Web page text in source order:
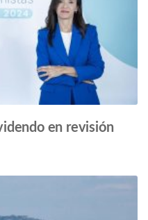
en revisión